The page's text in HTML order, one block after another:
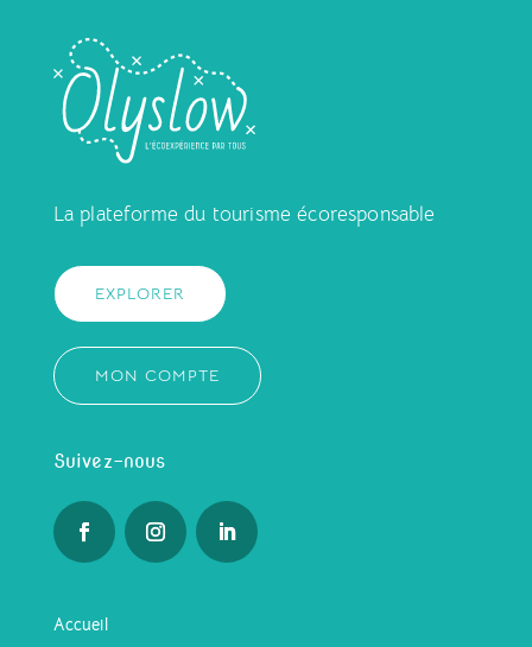
La plateforme du tourisme écoresponsable
EXPLORER
MON COMPTE
Suivez-nous
Accueil